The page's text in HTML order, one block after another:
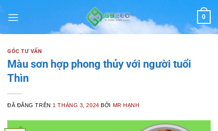
Chuyển
đến
0
GÓC TƯ VẤN
Màu sơn hợp phong thủy với người tuổi
Thìn
ĐÃ ĐĂNG TRÊN 1 THÁNG 3, 2024 BỞI MR HẠNH